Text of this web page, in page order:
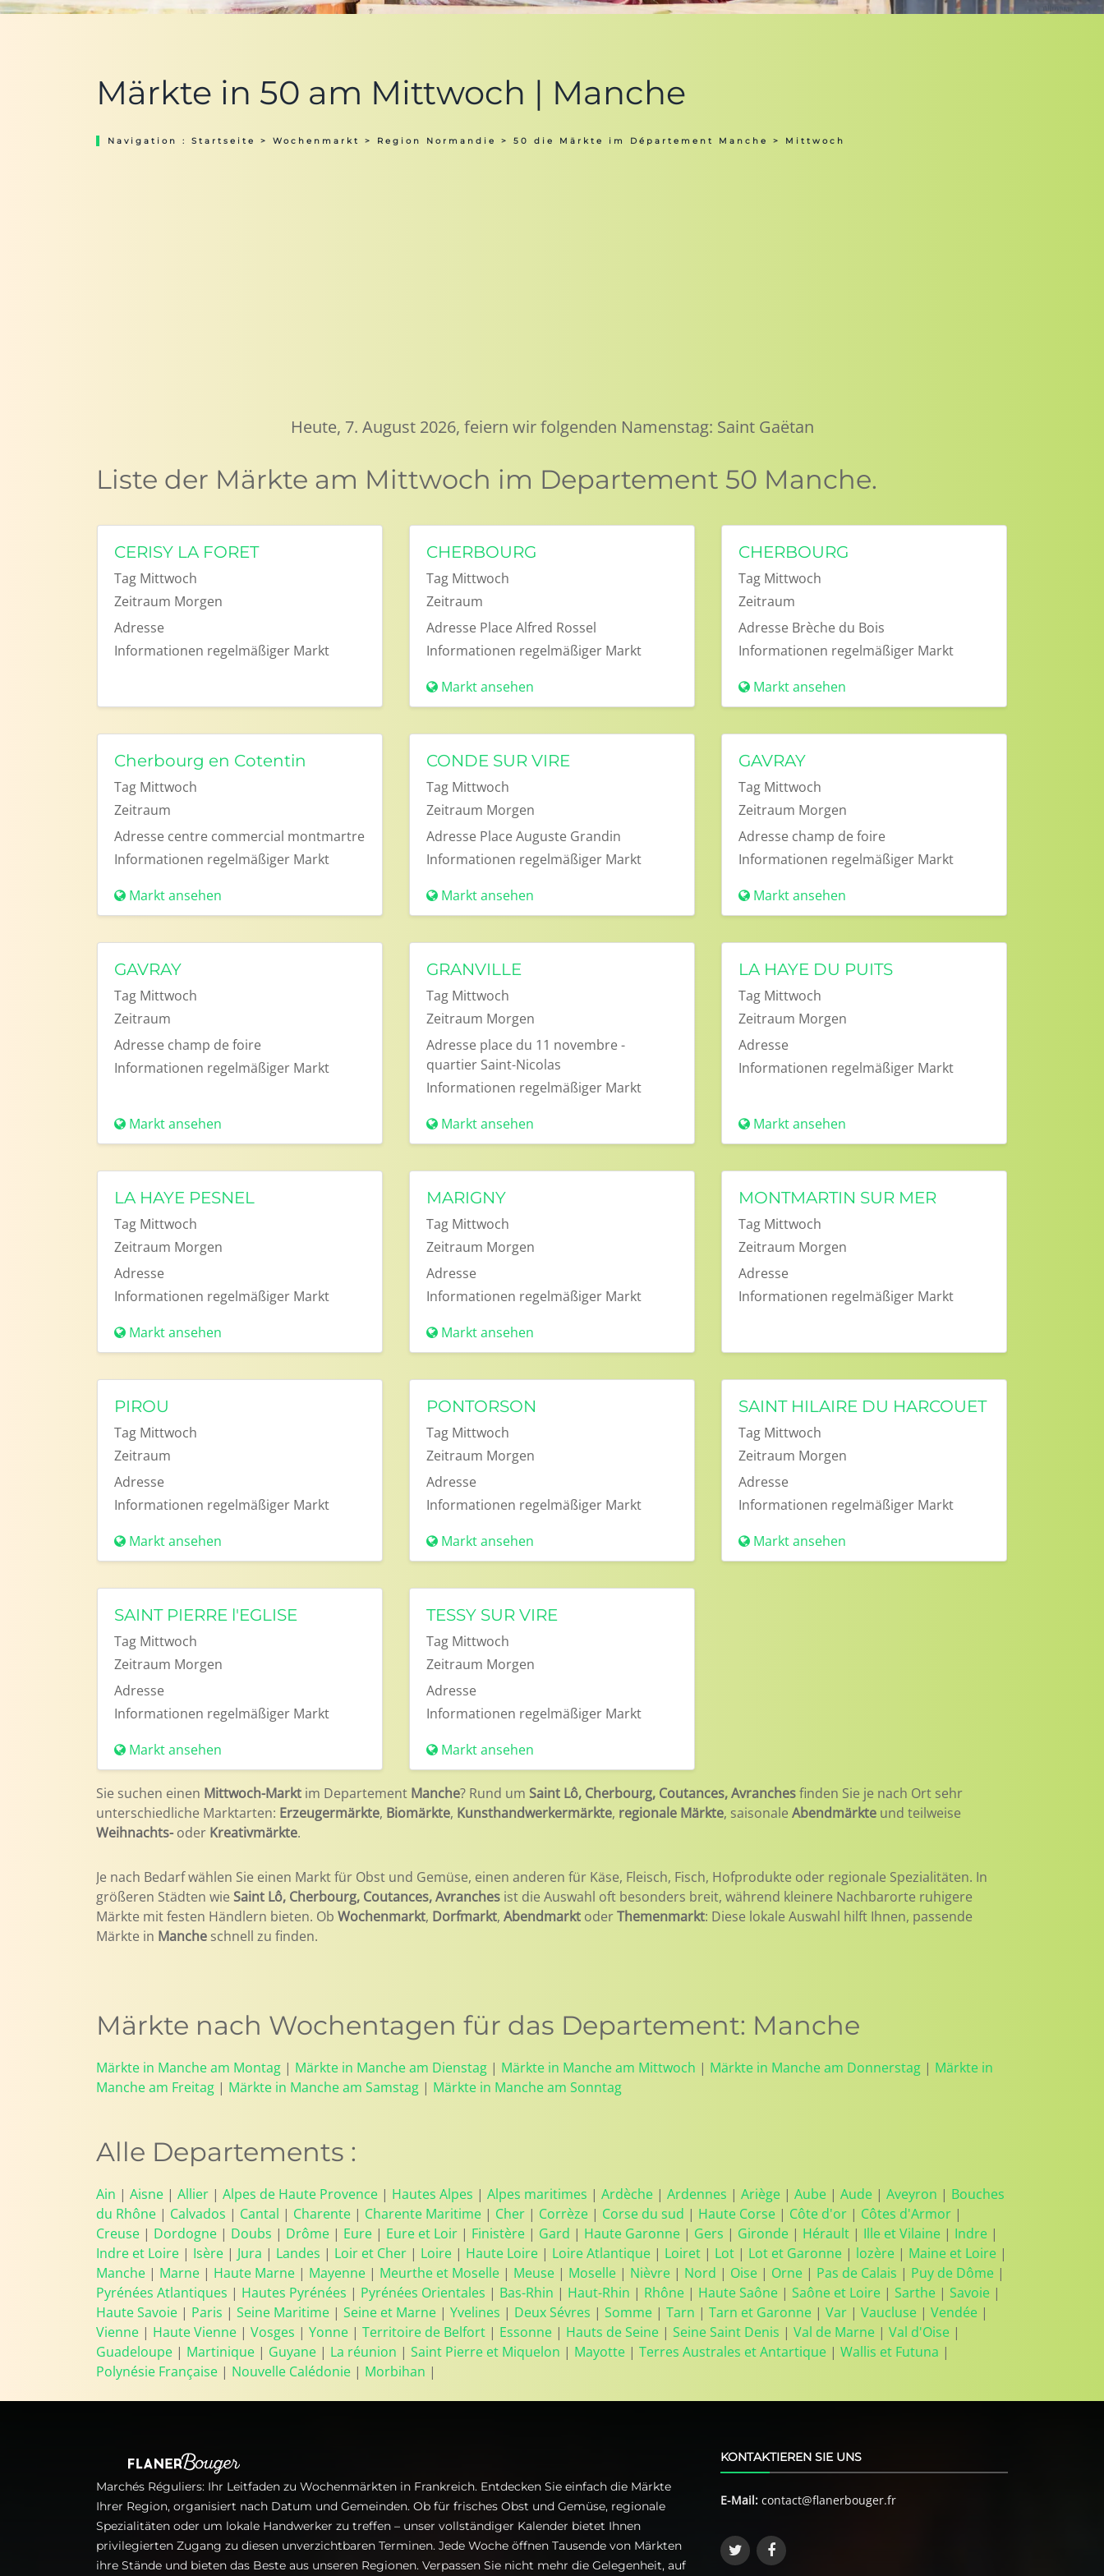
Märkte in 50 am Mittwoch | Manche
Navigation : Startseite > Wochenmarkt > Region Normandie > 50 die Märkte im Département Manche > Mittwoch
Heute, 7. August 2026, feiern wir folgenden Namenstag: Saint Gaëtan
Liste der Märkte am Mittwoch im Departement 50 Manche.
CERISY LA FORET
Tag Mittwoch
Zeitraum Morgen
Adresse
Informationen regelmäßiger Markt
CHERBOURG
Tag Mittwoch
Zeitraum
Adresse Place Alfred Rossel
Informationen regelmäßiger Markt
Markt ansehen
CHERBOURG
Tag Mittwoch
Zeitraum
Adresse Brèche du Bois
Informationen regelmäßiger Markt
Markt ansehen
Cherbourg en Cotentin
Tag Mittwoch
Zeitraum
Adresse centre commercial montmartre
Informationen regelmäßiger Markt
Markt ansehen
CONDE SUR VIRE
Tag Mittwoch
Zeitraum Morgen
Adresse Place Auguste Grandin
Informationen regelmäßiger Markt
Markt ansehen
GAVRAY
Tag Mittwoch
Zeitraum Morgen
Adresse champ de foire
Informationen regelmäßiger Markt
Markt ansehen
GAVRAY
Tag Mittwoch
Zeitraum
Adresse champ de foire
Informationen regelmäßiger Markt
Markt ansehen
GRANVILLE
Tag Mittwoch
Zeitraum Morgen
Adresse place du 11 novembre -
quartier Saint-Nicolas
Informationen regelmäßiger Markt
Markt ansehen
LA HAYE DU PUITS
Tag Mittwoch
Zeitraum Morgen
Adresse
Informationen regelmäßiger Markt
Markt ansehen
LA HAYE PESNEL
Tag Mittwoch
Zeitraum Morgen
Adresse
Informationen regelmäßiger Markt
Markt ansehen
MARIGNY
Tag Mittwoch
Zeitraum Morgen
Adresse
Informationen regelmäßiger Markt
Markt ansehen
MONTMARTIN SUR MER
Tag Mittwoch
Zeitraum Morgen
Adresse
Informationen regelmäßiger Markt
PIROU
Tag Mittwoch
Zeitraum
Adresse
Informationen regelmäßiger Markt
Markt ansehen
PONTORSON
Tag Mittwoch
Zeitraum Morgen
Adresse
Informationen regelmäßiger Markt
Markt ansehen
SAINT HILAIRE DU HARCOUET
Tag Mittwoch
Zeitraum Morgen
Adresse
Informationen regelmäßiger Markt
Markt ansehen
SAINT PIERRE l'EGLISE
Tag Mittwoch
Zeitraum Morgen
Adresse
Informationen regelmäßiger Markt
Markt ansehen
TESSY SUR VIRE
Tag Mittwoch
Zeitraum Morgen
Adresse
Informationen regelmäßiger Markt
Markt ansehen
Sie suchen einen Mittwoch-Markt im Departement Manche? Rund um Saint Lô, Cherbourg, Coutances, Avranchesfinden Sie je nach Ort sehr
unterschiedliche Marktarten: Erzeugermärkte, Biomärkte, Kunsthandwerkermärkte, regionale Märkte, saisonale Abendmärkte und teilweise
Weihnachts-oder Kreativmärkte.
Je nach Bedarf wählen Sie einen Markt für Obst und Gemüse, einen anderen für Käse, Fleisch, Fisch, Hofprodukte oder regionale Spezialitäten. In
größeren Städten wie Saint Lô, Cherbourg, Coutances, Avranches ist die Auswahl oft besonders breit, während kleinere Nachbarorte ruhigere
Märkte mit festen Händlern bieten. Ob Wochenmarkt, Dorfmarkt, Abendmarkt oderThemenmarkt: Diese lokale Auswahl hilft Ihnen, passende
Märkte in Manche schnell zu finden.
Märkte nach Wochentagen für das Departement: Manche
Märkte in Manche am Montag | Märkte in Manche am Dienstag | Märkte in Manche am Mittwoch | Märkte in Manche am Donnerstag | Märkte in
Manche am Freitag | Märkte in Manche am Samstag | Märkte in Manche am Sonntag
Alle Departements :
Ain | Aisne | Allier | Alpes de Haute Provence | Hautes Alpes | Alpes maritimes | Ardèche | Ardennes | Ariège | Aube | Aude | Aveyron | Bouches
du Rhône | Calvados | Cantal | Charente | Charente Maritime | Cher | Corrèze | Corse du sud | Haute Corse | Côte d'or | Côtes d'Armor |
Creuse | Dordogne | Doubs | Drôme | Eure | Eure et Loir | Finistère | Gard | Haute Garonne | Gers | Gironde | Hérault | Ille et Vilaine | Indre |
Indre et Loire | Isère | Jura | Landes | Loir et Cher | Loire | Haute Loire | Loire Atlantique | Loiret | Lot | Lot et Garonne | lozère | Maine et Loire |
Manche | Marne | Haute Marne | Mayenne | Meurthe et Moselle | Meuse | Moselle | Nièvre | Nord | Oise | Orne | Pas de Calais | Puy de Dôme |
Pyrénées Atlantiques | Hautes Pyrénées | Pyrénées Orientales | Bas-Rhin | Haut-Rhin | Rhône | Haute Saône | Saône et Loire | Sarthe | Savoie |
Haute Savoie | Paris | Seine Maritime | Seine et Marne | Yvelines | Deux Sévres | Somme | Tarn | Tarn et Garonne | Var | Vaucluse | Vendée |
Vienne | Haute Vienne | Vosges | Yonne | Territoire de Belfort | Essonne | Hauts de Seine | Seine Saint Denis | Val de Marne | Val d'Oise |
Guadeloupe | Martinique | Guyane | La réunion | Saint Pierre et Miquelon | Mayotte | Terres Australes et Antartique | Wallis et Futuna |
Polynésie Française | Nouvelle Calédonie | Morbihan |
Marchés Réguliers: Ihr Leitfaden zu Wochenmärkten in Frankreich. Entdecken Sie einfach die Märkte
Ihrer Region, organisiert nach Datum und Gemeinden. Ob für frisches Obst und Gemüse, regionale
Spezialitäten oder um lokale Handwerker zu treffen – unser vollständiger Kalender bietet Ihnen
privilegierten Zugang zu diesen unverzichtbaren Terminen. Jede Woche öffnen Tausende von Märkten
ihre Stände und bieten das Beste aus unseren Regionen. Verpassen Sie nicht mehr die Gelegenheit, auf
KONTAKTIEREN SIE UNS
E-Mail: contact@flanerbouger.fr